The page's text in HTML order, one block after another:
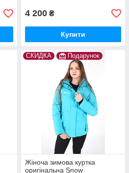
4 200 ₴
Купити
СКИДКА Подарунок
Жіноча зимова куртка
оригінальна Snow